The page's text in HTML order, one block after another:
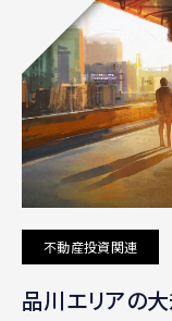
不動産投資関連
品川エリアの